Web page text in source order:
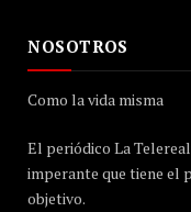
NOSOTROS
Como la vida misma
El periódico La
imperante que tiene el
objetivo.